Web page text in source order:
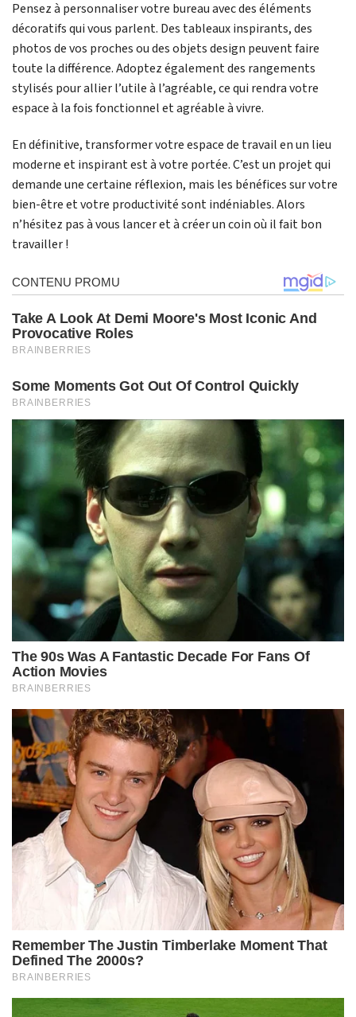
Pensez à personnaliser votre bureau avec des éléments
décoratifs qui vous parlent. Des tableaux inspirants, des
photos de vos proches ou des objets design peuvent faire
toute la différence. Adoptez également des rangements
stylisés pour allier l’utile à l’agréable, ce qui rendra votre
espace à la fois fonctionnel et agréable à vivre.
En définitive, transformer votre espace de travail en un lieu
moderne et inspirant est à votre portée. C’est un projet qui
demande une certaine réflexion, mais les bénéfices sur votre
bien-être et votre productivité sont indéniables. Alors
n’hésitez pas à vous lancer et à créer un coin où il fait bon
travailler !